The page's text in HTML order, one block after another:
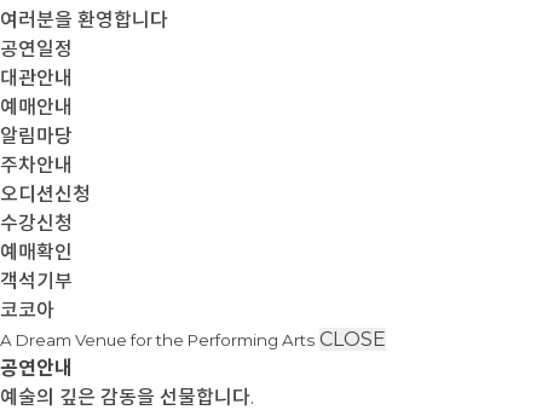
여러분을 환영합니다
공연일정
대관안내
예매안내
알림마당
주차안내
오디션신청
수강신청
예매확인
객석기부
코코아
A Dream Venue for the Performing Arts CLOSE
공연안내
예술의 깊은 감동을 선물합니다.